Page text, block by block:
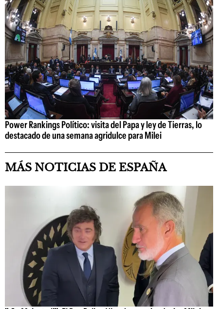
Power Rankings Político: visita del Papa y ley de Tierras, lo
destacado de una semana agridulce para Milei
MÁS NOTICIAS DE ESPAÑA